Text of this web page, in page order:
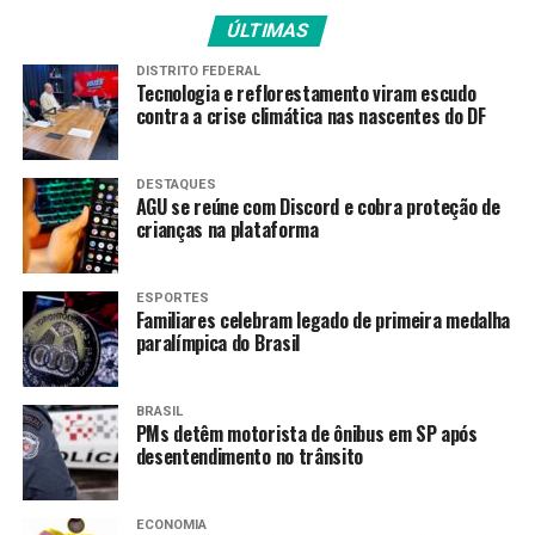
mediação de leitura, dinamização de atividades culturais
e gestão de projetos, além de acompanhamento
pedagógico e suporte técnico para o desenvolvimento
das atividades.
Os participantes que concluírem as atividades
previstas no programa receberão certificado emitido
pelo órgão gestor, com validade como atividade de
extensão ou formação complementar, nos termos da
regulamentação.
Em nota, a deputada Dani Balbi defendeu que a política
poderá transformar a vida de milhares de jovens
consonância com aPolítica Nacional de Leitura e
Escritae com o Plano Estadual do Livro e Leitura.
“Sabemos que a leitura transforma vidas, amplia
ÚLTIMAS
DISTRITO FEDERAL
Tecnologia e reflorestamento viram escudo
contra a crise climática nas nascentes do DF
DESTAQUES
AGU se reúne com Discord e cobra proteção de
crianças na plataforma
ESPORTES
Familiares celebram legado de primeira medalha
paralímpica do Brasil
BRASIL
PMs detêm motorista de ônibus em SP após
desentendimento no trânsito
ECONOMIA